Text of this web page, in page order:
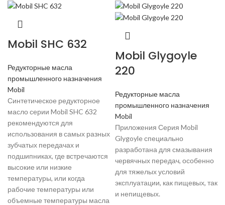
Mobil SHC 632
Редукторные масла
промышленного назначения
Mobil
Синтетическое редукторное
масло серии Mobil SHC 632
рекомендуются для
использования в самых разных
зубчатых передачах и
подшипниках, где встречаются
высокие или низкие
температуры, или когда
рабочие температуры или
объемные температуры масла
Mobil Glygoyle
220
Редукторные масла
промышленного назначения
Mobil
Приложения Серия Mobil
Glygoyle специально
разработана для смазывания
червячных передач, особенно
для тяжелых условий
эксплуатации, как пищевых, так
и непищевых.